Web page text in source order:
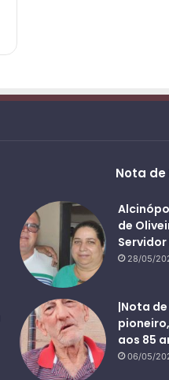
Nota de
de
28/05/
|Nota
aos 85
06/05/